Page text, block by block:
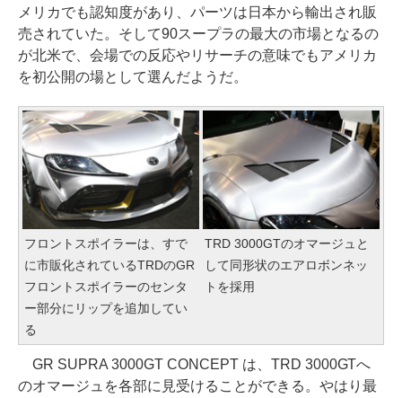
メリカでも認知度があり、パーツは日本から輸出され販
売されていた。そして90スープラの最大の市場となるの
が北米で、会場での反応やリサーチの意味でもアメリカ
を初公開の場として選んだようだ。
フロントスポイラーは、すで
に市販化されているTRDのGR
フロントスポイラーのセンタ
ー部分にリップを追加してい
る
TRD 3000GTのオマージュと
して同形状のエアロボンネッ
トを採用
GR SUPRA 3000GT CONCEPT は、TRD 3000GTへ
のオマージュを各部に見受けることができる。やはり最